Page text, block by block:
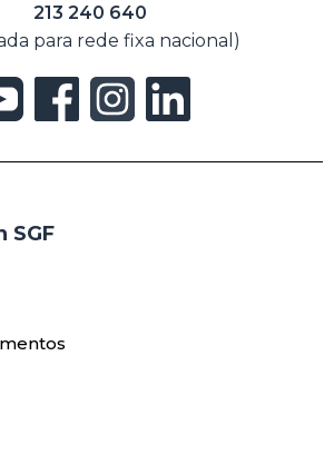
213 240 640
para rede fixa nacional)
SGF